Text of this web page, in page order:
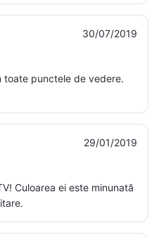
30/07/2019
toate punctele de vedere.
29/01/2019
Culoarea ei este minunată